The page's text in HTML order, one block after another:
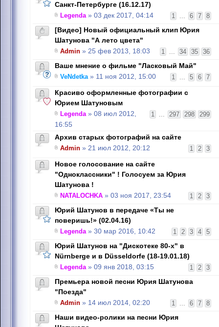
Санкт-Петербурге (16.12.17)
1 ... 6 7 8
Legenda» 03 дек 2017, 04:14
[Видео] Новый официальный клип Юрия
Шатунова "А лето цвета"
1 ... 34 35 36
Admin » 25 фев 2013, 18:03
Ваше мнение о фильме "Ласковый Май"
1 ... 5 6 7
VeNdetka» 11 ноя 2012, 15:00
Красиво оформленные фотографии с
Юрием Шатуновым
1 ... 297 298 299
Legenda» 08 июл 2012,
16:55
Архив старых фотографий на сайте
1 2 3
Admin » 21 июл 2012, 20:12
Новое голосование на сайте
"Одноклассники" ! Голосуем за Юрия
Шатунова !
1 2 3
NATALOCHKA » 03 ноя 2017, 23:54
Юрий Шатунов в передаче «Ты не
поверишь!» (02.04.16)
1 2 3 4 5
Legenda» 30 мар 2016, 10:42
Юрий Шатунов на "Дискотеке 80-х" в
Nürnbergе и в Düsseldorfе (18-19.01.18)
1 2 3
Legenda» 09 янв 2018, 03:15
Премьера новой песни Юрия Шатунова
"Поезда"
1 ... 6 7 8
Admin » 14 июл 2014, 02:20
Наши видео-ролики на песни Юрия